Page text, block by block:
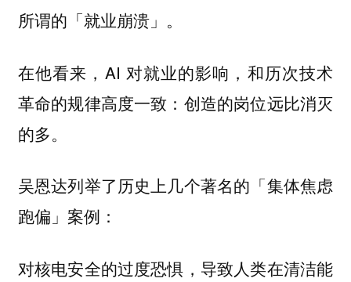
所谓的「就业崩溃」。
在他看来，AI 对就业的影响，和历次技术
革命的规律高度一致： 创造的岗位远比消灭
的多。
吴恩达列举了历史上几个著名的「集体焦虑
跑偏」案例：
对核电安全的过度恐惧，导致人类在清洁能